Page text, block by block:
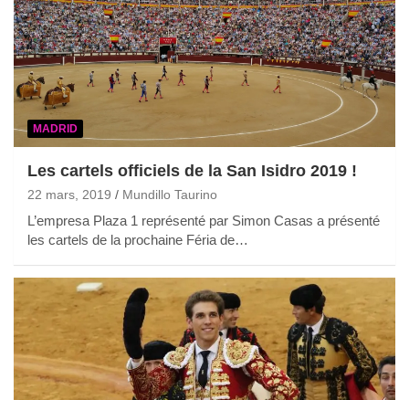
MADRID
Les cartels officiels de la San Isidro 2019 !
22 mars, 2019 Mundillo Taurino
L’empresa Plaza 1 représenté par Simon Casas a présenté
les cartels de la prochaine Féria de…